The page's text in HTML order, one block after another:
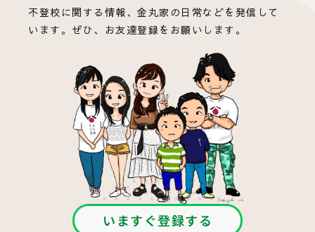
不登校に関する情報、金丸家の日常などを発信して
います。ぜひ、お友達登録をお願いします。
いますぐ登録する